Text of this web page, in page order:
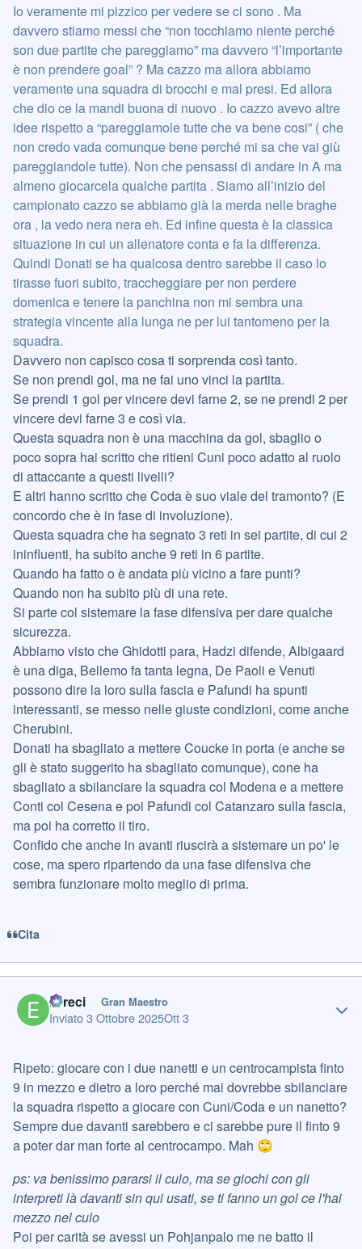
Io veramente mi pizzico per vedere se ci sono . Ma
davvero stiamo messi che “non tocchiamo niente perché
son due partite che pareggiamo” ma davvero “l’importante
è non prendere goal” ? Ma cazzo ma allora abbiamo
veramente una squadra di brocchi e mal presi. Ed allora
che dio ce la mandi buona di nuovo . Io cazzo avevo altre
idee rispetto a “pareggiamole tutte che va bene cosi” ( che
non credo vada comunque bene perché mi sa che vai giù
pareggiandole tutte). Non che pensassi di andare in A ma
almeno giocarcela qualche partita . Siamo all’inizio del
campionato cazzo se abbiamo già la merda nelle braghe
ora , la vedo nera nera eh. Ed infine questa è la classica
situazione in cui un allenatore conta e fa la differenza.
Quindi Donati se ha qualcosa dentro sarebbe il caso lo
tirasse fuori subito, traccheggiare per non perdere
domenica e tenere la panchina non mi sembra una
strategia vincente alla lunga ne per lui tantomeno per la
squadra.
Davvero non capisco cosa ti sorprenda così tanto.
Se non prendi gol, ma ne fai uno vinci la partita.
Se prendi 1 gol per vincere devi farne 2, se ne prendi 2 per
vincere devi farne 3 e così via.
Questa squadra non è una macchina da gol, sbaglio o
poco sopra hai scritto che ritieni Cuni poco adatto al ruolo
di attaccante a questi livelli?
E altri hanno scritto che Coda è suo viale del tramonto? (E
concordo che è in fase di involuzione).
Questa squadra che ha segnato 3 reti in sei partite, di cui 2
ininfluenti, ha subito anche 9 reti in 6 partite.
Quando ha fatto o è andata più vicino a fare punti?
Quando non ha subito più di una rete.
Si parte col sistemare la fase difensiva per dare qualche
sicurezza.
Abbiamo visto che Ghidotti para, Hadzi difende, Albigaard
è una diga, Bellemo fa tanta legna, De Paoli e Venuti
possono dire la loro sulla fascia e Pafundi ha spunti
interessanti, se messo nelle giuste condizioni, come anche
Cherubini.
Donati ha sbagliato a mettere Coucke in porta (e anche se
gli è stato suggerito ha sbagliato comunque), cone ha
sbagliato a sbilanciare la squadra col Modena e a mettere
Conti col Cesena e poi Pafundi col Catanzaro sulla fascia,
ma poi ha corretto il tiro.
Confido che anche in avanti riuscirà a sistemare un po' le
cose, ma spero ripartendo da una fase difensiva che
sembra funzionare molto meglio di prima.
Cita
Erreci Gran Maestro
Inviato3 Ottobre 2025Ott 3
Ripeto: giocare con i due nanetti e un centrocampista finto
9 in mezzo e dietro a loro perché mai dovrebbe sbilanciare
la squadra rispetto a giocare con Cuni/Coda e un nanetto?
Sempre due davanti sarebbero e ci sarebbe pure il finto 9
a poter dar man forte al centrocampo. Mah 🙄
ps: va benissimo pararsi il culo, ma se giochi con gli
interpreti là davanti sin qui usati, se ti fanno un gol ce l'hai
mezzo nel culo
Poi per carità se avessi un Pohjanpalo me ne batto il